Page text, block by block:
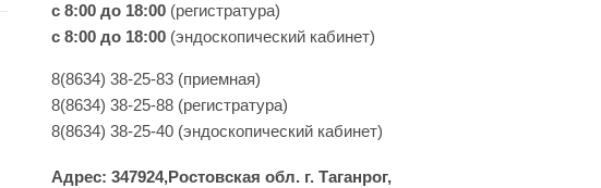
с 8:00 до 18:00 (регистратура)
с 8:00 до 18:00 (эндоскопический кабинет)
8(8634) 38-25-83 (приемная)
8(8634) 38-25-88 (регистратура)
8(8634) 38-25-40 (эндоскопический кабинет)
Адрес: 347924,Ростовская обл. г. Таганрог,